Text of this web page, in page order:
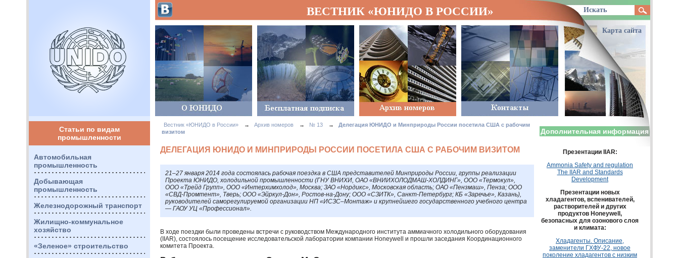
ВЕСТНИК «ЮНИДО В РОССИИ»
Карта сайта
Статьи по видам
промышленности
Автомобильная
промышленность
Добывающая
промышленность
Железнодорожный транспорт
Жилищно-коммунальное
хозяйство
«Зеленое» строительство
Вестник «ЮНИДО в России» → Архив номеров → № 13 →
Делегация ЮНИДО и Минприроды России посетила США с рабочим
визитом
ДЕЛЕГАЦИЯ ЮНИДО И МИНПРИРОДЫ РОССИИ ПОСЕТИЛА США С РАБОЧИМ ВИЗИТОМ
21–27 января 2014 года состоялась рабочая поездка в США представителей Минприроды России, группы реализации
Проекта ЮНИДО, холодильной промышленности (ГНУ ВНИХИ, ОАО «ВНИИХОЛОДМАШ-ХОЛДИНГ», ООО «Термокул»,
ООО «Трейд Групп», ООО «Интерхимхолод», Москва; ЗАО «Нордикс», Московская область; ОАО «Пензмаш», Пенза; ООО
«СВД-Промтент», Тверь; ООО «Эйркул-Дон», Ростов-на-Дону; ООО «СЗИТК», Санкт-Петербург; КБ «Заречье», Казань),
руководителей саморегулируемой организации НП «ИСЗС–Монтаж» и крупнейшего государственного учебного центра
— ГАОУУЦ «Профессионал».
В ходе поездки были проведены встречи с руководством Международного института аммиачного холодильного оборудования
( IIAR), состоялось посещение исследовательской лаборатории компании Honeywell и прошли заседания Координационного
комитета Проекта.
Дополнительная информация
Презентации IIAR:
Ammonia Safety and regulation
The
IIAR and Standards
Development
Презентации новых
хладагентов, вспенивателей,
растворителей и других
продуктов Honeywell,
безопасных для озонового слоя
и климата:
Хладагенты. Описание,
заменители ГХФУ-22, новое
поколение хладагентов с низким